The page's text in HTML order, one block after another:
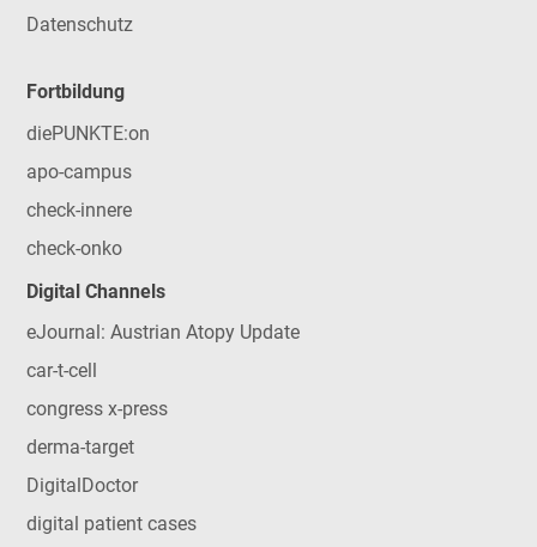
Datenschutz
Fortbildung
diePUNKTE:on
apo-campus
check-innere
check-onko
Digital Channels
eJournal: Austrian Atopy Update
car-t-cell
congress x-press
derma-target
DigitalDoctor
digital patient cases